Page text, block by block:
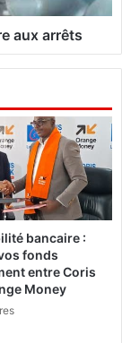
aux arrêts
bancaire :
fonds
entre Coris
Money